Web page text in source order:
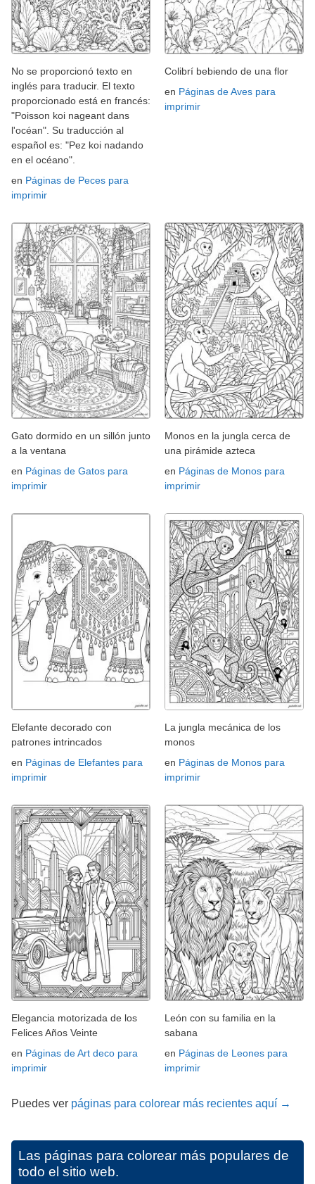
No se proporcionó texto en
inglés para traducir. El texto
proporcionado está en francés:
"Poisson koi nageant dans
l'océan". Su traducción al
español es: "Pez koi nadando
en el océano".
en Páginas de Peces para
imprimir
Colibrí bebiendo de una flor
en Páginas de Aves para
imprimir
Gato dormido en un sillón junto
a la ventana
en Páginas de Gatos para
imprimir
Monos en la jungla cerca de
una pirámide azteca
en Páginas de Monos para
imprimir
Elefante decorado con
patrones intrincados
en Páginas de Elefantes para
imprimir
La jungla mecánica de los
monos
en Páginas de Monos para
imprimir
Elegancia motorizada de los
Felices Años Veinte
en Páginas de Art deco para
imprimir
León con su familia en la
sabana
en Páginas de Leones para
imprimir
Puedes ver páginas para colorear más recientes aquí →
Las páginas para colorear más populares de
todo el sitio web.